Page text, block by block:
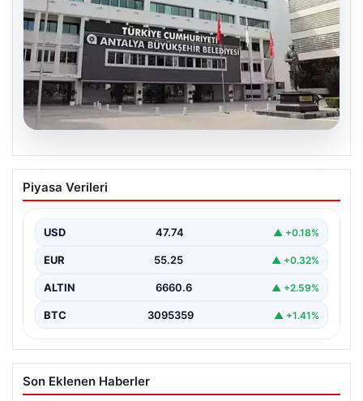
06.08.2026
Antalya’daki yolsuzluk soruşturmasında
iki yeni gözaltı
Piyasa Verileri
USD 47.74 ▲ +0.18%
EUR 55.25 ▲ +0.32%
ALTIN 6660.6 ▲ +2.59%
BTC 3095359 ▲ +1.41%
Son Eklenen Haberler